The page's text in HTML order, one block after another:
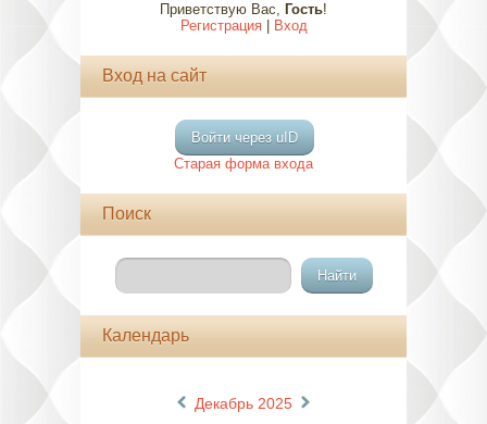
Приветствую Вас, Гость!
Регистрация| Вход
Вход на сайт
Войти через uID
Старая форма входа
Поиск
Календарь
Декабрь 2025